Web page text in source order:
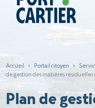
Accueil › Portail citoyen ›
de gestion des matières résiduelles
Plan de